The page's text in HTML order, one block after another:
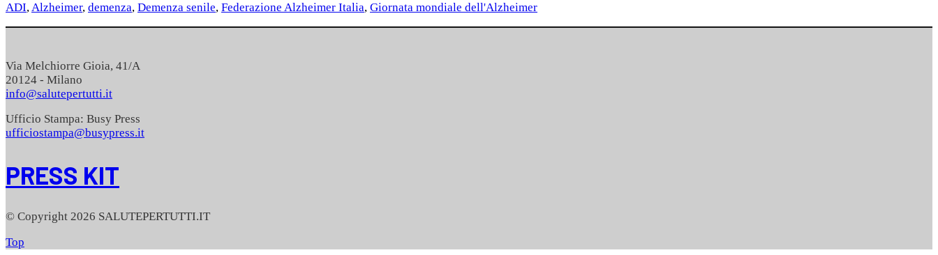
ADI,Alzheimer, demenza, Demenza senile, Federazione Alzheimer Italia, Giornata mondiale dell'Alzheimer
Via Melchiorre Gioia, 41/A
20124 - Milano
info@salutepertutti.it
Ufficio Stampa: Busy Press
ufficiostampa@busypress.it
PRESS KIT
© Copyright 2026 SALUTEPERTUTTI.IT
Top